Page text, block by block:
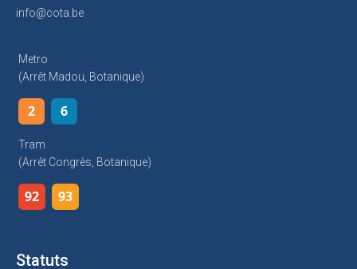
info@cota.be
Metro
(arrêt Madou, Botanique)
2 6
Tram
(arrêt Congrès, Botanique)
92 93
Statuts